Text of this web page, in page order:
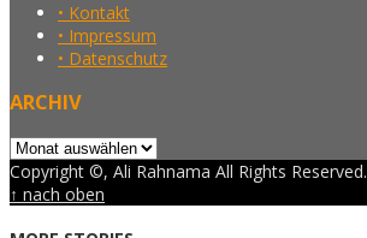
• Kontakt
• Impressum
• Datenschutz
ARCHIV
Archiv
Copyright ©, Ali Rahnama All Rights Reserved.
↑ nach oben